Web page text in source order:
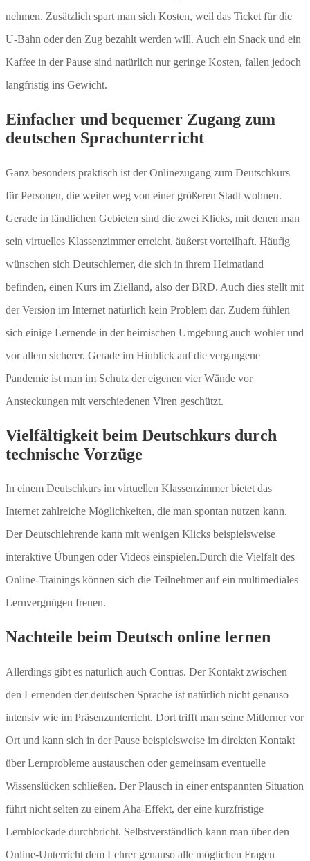
nehmen. Zusätzlich spart man sich Kosten, weil das Ticket für die
U-Bahn oder den Zug bezahlt werden will. Auch ein Snack und ein
Kaffee in der Pause sind natürlich nur geringe Kosten, fallen jedoch
langfristig ins Gewicht.
Einfacher und bequemer Zugang zum
deutschen Sprachunterricht
Ganz besonders praktisch ist der Onlinezugang zum Deutschkurs
für Personen, die weiter weg von einer größeren Stadt wohnen.
Gerade in ländlichen Gebieten sind die zwei Klicks, mit denen man
sein virtuelles Klassenzimmer erreicht, äußerst vorteilhaft. Häufig
wünschen sich Deutschlerner, die sich in ihrem Heimatland
befinden, einen Kurs im Zielland, also der BRD. Auch dies stellt mit
der Version im Internet natürlich kein Problem dar. Zudem fühlen
sich einige Lernende in der heimischen Umgebung auch wohler und
vor allem sicherer. Gerade im Hinblick auf die vergangene
Pandemie ist man im Schutz der eigenen vier Wände vor
Ansteckungen mit verschiedenen Viren geschützt.
Vielfältigkeit beim Deutschkurs durch
technische Vorzüge
In einem Deutschkurs im virtuellen Klassenzimmer bietet das
Internet zahlreiche Möglichkeiten, die man spontan nutzen kann.
Der Deutschlehrende kann mit wenigen Klicks beispielsweise
interaktive Übungen oder Videos einspielen.Durch die Vielfalt des
Online-Trainings können sich die Teilnehmer auf ein multimediales
Lernvergnügen freuen.
Nachteile beim Deutsch online lernen
Allerdings gibt es natürlich auch Contras. Der Kontakt zwischen
den Lernenden der deutschen Sprache ist natürlich nicht genauso
intensiv wie im Präsenzunterricht. Dort trifft man seine Mitlerner vor
Ort und kann sich in der Pause beispielsweise im direkten Kontakt
über Lernprobleme austauschen oder gemeinsam eventuelle
Wissenslücken schließen. Der Plausch in einer entspannten Situation
führt nicht selten zu einem Aha-Effekt, der eine kurzfristige
Lernblockade durchbricht. Selbstverständlich kann man über den
Online-Unterricht dem Lehrer genauso alle möglichen Fragen